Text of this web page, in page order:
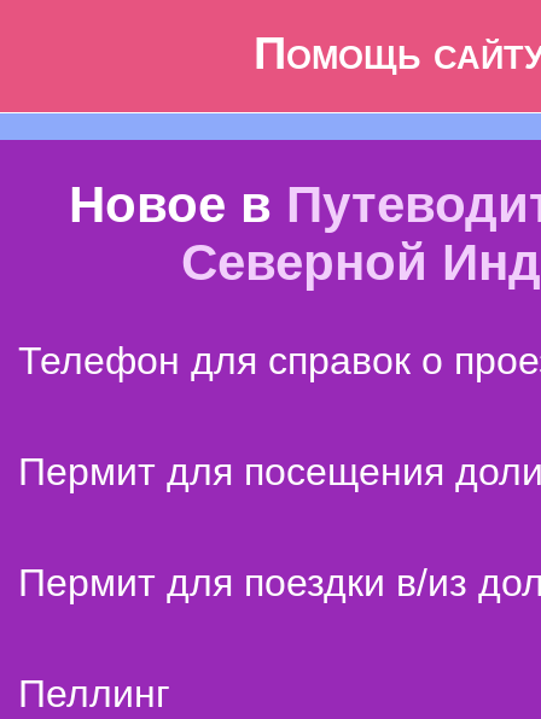
Помощь
Новое в
Северной
Телефон для справок о
Пермит для посещения
Пермит для поездки в/из
Пеллинг